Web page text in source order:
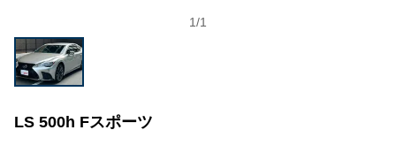
1/1
LS 500h Fスポーツ